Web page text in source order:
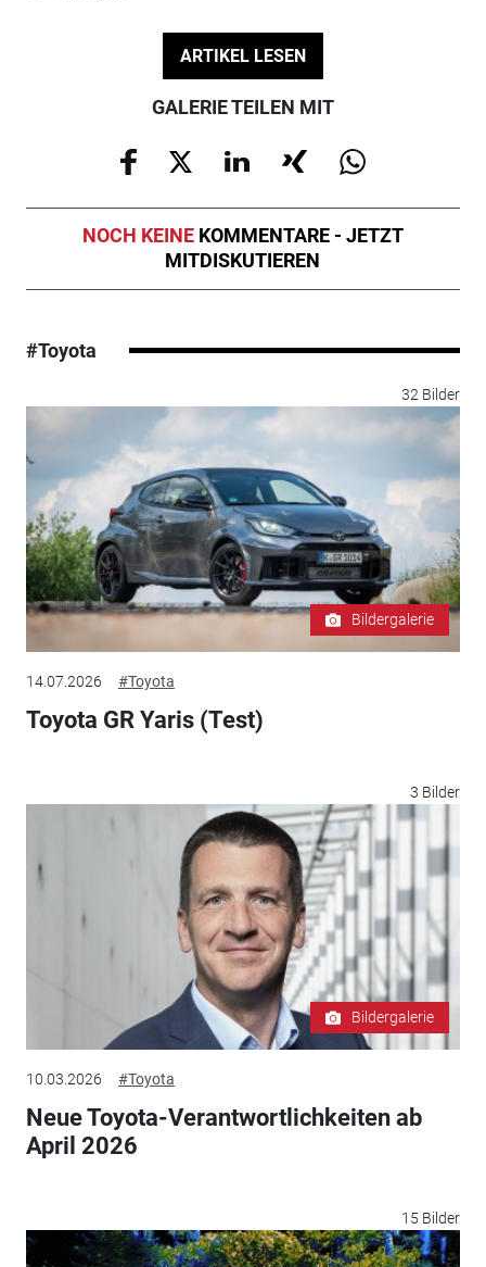
ARTIKEL LESEN
GALERIE TEILEN MIT
NOCH KEINE KOMMENTARE - JETZT
MITDISKUTIEREN
#Toyota
32 Bilder
Bildergalerie
14.07.2026 #Toyota
Toyota GR Yaris (Test)
3 Bilder
Bildergalerie
10.03.2026 #Toyota
Neue Toyota-Verantwortlichkeiten ab
April 2026
15 Bilder